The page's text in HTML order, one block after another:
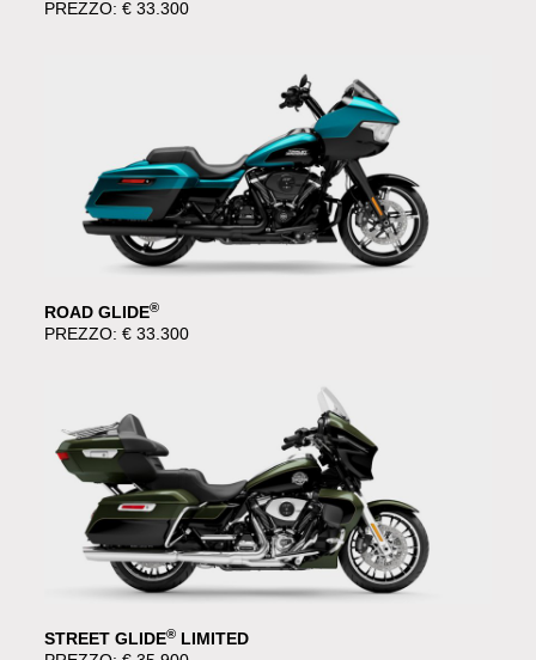
PREZZO: € 33.300
ROAD GLIDE®
PREZZO: € 33.300
STREET GLIDE® LIMITED